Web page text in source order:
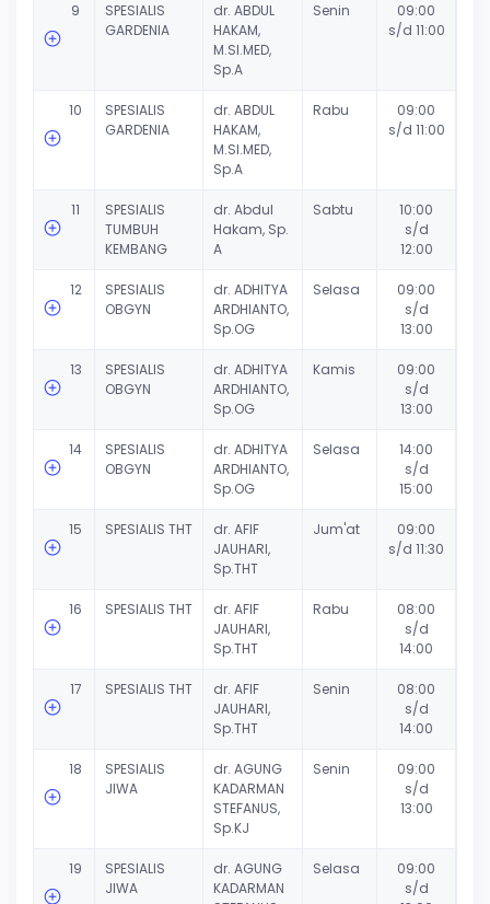
9
SPESIALIS
GARDENIA
dr. ABDUL
HAKAM,
M.SI.MED,
Sp.A
Senin
09:00
s/d 11:00
10
SPESIALIS
GARDENIA
dr. ABDUL
HAKAM,
M.SI.MED,
Sp.A
Rabu
09:00
s/d 11:00
11
SPESIALIS
TUMBUH
KEMBANG
dr. Abdul
Hakam, Sp.
A
Sabtu
10:00
s/d
12:00
12
SPESIALIS
OBGYN
dr. ADHITYA
ARDHIANTO,
Sp.OG
Selasa
09:00
s/d
13:00
13
SPESIALIS
OBGYN
dr. ADHITYA
ARDHIANTO,
Sp.OG
Kamis
09:00
s/d
13:00
14
SPESIALIS
OBGYN
dr. ADHITYA
ARDHIANTO,
Sp.OG
Selasa
14:00
s/d
15:00
15 SPESIALIS THT
dr. AFIF
JAUHARI,
Sp.THT
Jum'at
09:00
s/d 11:30
16 SPESIALIS THT
dr. AFIF
JAUHARI,
Sp.THT
Rabu
08:00
s/d
14:00
17 SPESIALIS THT
dr. AFIF
JAUHARI,
Sp.THT
Senin
08:00
s/d
14:00
18
SPESIALIS
JIWA
dr. AGUNG
KADARMAN
STEFANUS,
Sp.KJ
Senin
09:00
s/d
13:00
19
SPESIALIS
JIWA
dr. AGUNG
KADARMAN
Selasa
09:00
s/d